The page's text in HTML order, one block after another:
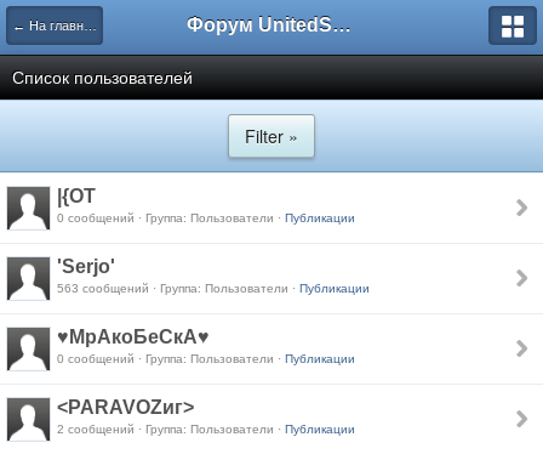
← На главную Форум UnitedSouth
Список пользователей
Filter »
|{OT
0 сообщений · Группа: Пользователи · Публикации
'Serjo'
563 сообщений · Группа: Пользователи · Публикации
♥МрАкоБеСкА♥
0 сообщений · Группа: Пользователи · Публикации
<PARAVOZиг>
2 сообщений · Группа: Пользователи · Публикации